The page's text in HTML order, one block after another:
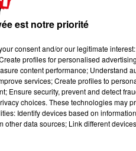
est notre priorité
consent and/or our legitimate
profiles for personalised
content performance; Understand
services; Create profiles to
Ensure security, prevent and detect
choices. These technologies may
Identify devices based on
data sources; Link different